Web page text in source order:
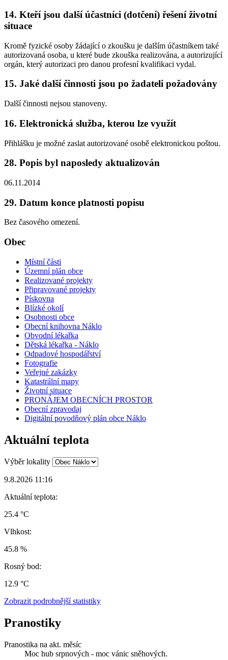
14. Kteří jsou další účastníci (dotčení) řešení životní
situace
Kromě fyzické osoby žádající o zkoušku je dalším účastníkem také
autorizovaná osoba, u které bude zkouška realizována, a autorizující
orgán, který autorizaci pro danou profesní kvalifikaci vydal.
15. Jaké další činnosti jsou po žadateli požadovány
Další činnosti nejsou stanoveny.
16. Elektronická služba, kterou lze využít
Přihlášku je možné zaslat autorizované osobě elektronickou poštou.
28. Popis byl naposledy aktualizován
06.11.2014
29. Datum konce platnosti popisu
Bez časového omezení.
Obec
Místní části
Územní plán obce
Realizované projekty
Připravované projekty
Pískovna
Blízké okolí
Osobnosti obce
Obecní knihovna Náklo
Obvodní lékařka
Dětská lékařka - Náklo
Odpadové hospodářství
Fotografie
Veřejné zakázky
Katastrální mapy
Životní situace
PRONÁJEM OBECNÍCH PROSTOR
Obecní zpravodaj
Digitální povodňový plán obce Náklo
Aktuální teplota
Výběr lokality
9.8.2026 11:16
Aktuální teplota:
25.4 °C
Vlhkost:
45.8 %
Rosný bod:
12.9 °C
Zobrazit podrobnější statistiky
Pranostiky
Pranostika na akt. měsíc
Moc hub srpnových - moc vánic sněhových.